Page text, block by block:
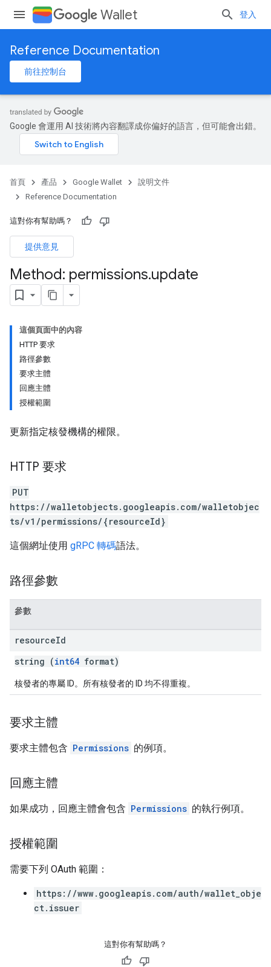
Wallet 登入
Reference Documentation
前往控制台
Google 會運用 AI 技術將內容翻譯成你偏好的語言，但可能會出錯。
首頁 產品 Google Wallet
說明文件
Reference Documentation
這對你有幫助嗎？
提供意見
Method: permissions.update
這個頁面中的內容
HTTP 要求
路徑參數
要求主體
回應主體
授權範圍
更新指定核發機構的權限。
HTTP 要求
PUT
https://walletobjects.googleapis.com/walletobjec
ts/v1/permissions/{resourceId}
這個網址使用 gRPC 轉碼語法。
路徑參數
參數
resourceId
string (int64 format)
核發者的專屬 ID。所有核發者的 ID 均不得重複。
要求主體
要求主體包含 Permissions 的例項。
回應主體
如果成功，回應主體會包含 Permissions 的執行例項。
授權範圍
需要下列 OAuth 範圍：
https://www.googleapis.com/auth/wallet_obje
ct.issuer
這對你有幫助嗎？